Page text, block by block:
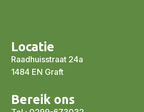
Locatie
Raadhuisstraat 24a
1484 EN Graft
Bereik ons